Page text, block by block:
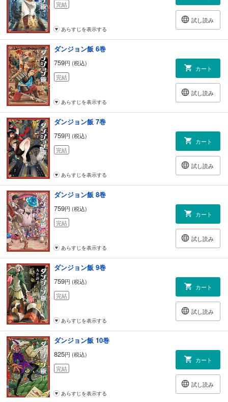
完結
試し読み
あらすじを表示する
ダンジョン飯 6巻
759円 (税込)
完結
カート
試し読み
あらすじを表示する
ダンジョン飯 7巻
759円 (税込)
完結
カート
試し読み
あらすじを表示する
ダンジョン飯 8巻
759円 (税込)
完結
カート
試し読み
あらすじを表示する
ダンジョン飯 9巻
759円 (税込)
完結
カート
試し読み
あらすじを表示する
ダンジョン飯 10巻
825円 (税込)
完結
カート
試し読み
あらすじを表示する